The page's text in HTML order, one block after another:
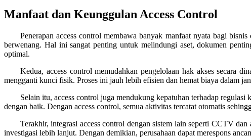
Manfaat dan Keunggulan Access Control
Penerapan access control membawa banyak manfaat nyata bagi
berwenang. Hal ini sangat penting untuk melindungi aset, dokumen
optimal.
Kedua, access control memudahkan pengelolaan hak akses secara
mengganti kunci fisik. Proses ini jauh lebih efisien dan hemat biaya dalam
Selain itu, access control juga mendukung kepatuhan terhadap
dengan baik. Dengan access control, semua aktivitas tercatat otomatis
Terakhir, integrasi access control dengan sistem lain seperti CCTV
investigasi lebih lanjut. Dengan demikian, perusahaan dapat merespons